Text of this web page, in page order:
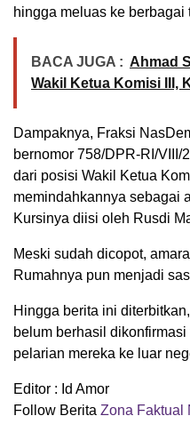
hingga meluas ke berbagai
BACA JUGA : Ahmad
Wakil Ketua Komisi III,
Dampaknya, Fraksi
bernomor 758/DPR-RI/VIII/
dari posisi Wakil Ketua
memindahkannya sebagai
Kursinya diisi oleh Rusdi
Meski sudah dicopot,
Rumahnya pun menjadi
Hingga berita ini
belum berhasil
pelarian mereka ke luar
Editor : Id Amor
Follow Berita Zona Faktual